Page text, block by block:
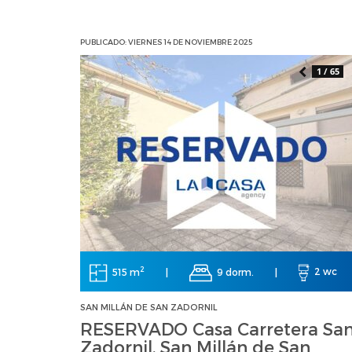
PUBLICADO: VIERNES 14 DE NOVIEMBRE 2025
1 / 65
515 m2 | 9 dorm. | 2 wc
SAN MILLÁN DE SAN ZADORNIL
RESERVADO Casa Carretera
Zadornil, San Millán de San